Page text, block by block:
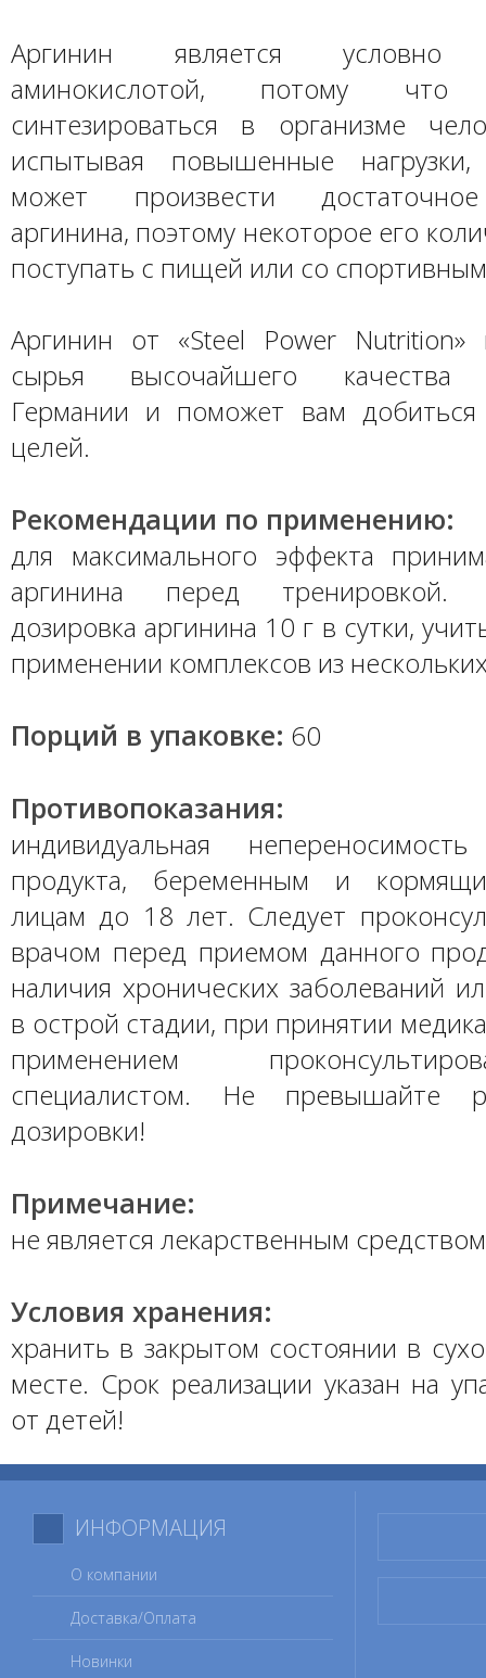
Аргинин является условно
аминокислотой, потому
синтезироваться в организме
испытывая повышенные
может произвести
аргинина, поэтому некоторое его
поступать с пищей или со
Аргинин от «Steel Power Nutrition»
сырья высочайшего качества
Германии и поможет вам добиться
целей.
Рекомендации по применению:
для максимального эффекта
аргинина перед тренировкой.
дозировка аргинина 10 г в сутки,
применении комплексов из
Порций в упаковке: 60
Противопоказания:
индивидуальная
продукта, беременным и
лицам до 18 лет. Следует
врачом перед приемом данного
наличия хронических заболеваний
в острой стадии, при принятии
применением
специалистом. Не превышайте
дозировки!
Примечание:
не является лекарственным
Условия хранения:
хранить в закрытом состоянии в
месте. Срок реализации указан на
от детей!
ИНФОРМАЦИЯ
О компании
Доставка/Оплата
Новинки